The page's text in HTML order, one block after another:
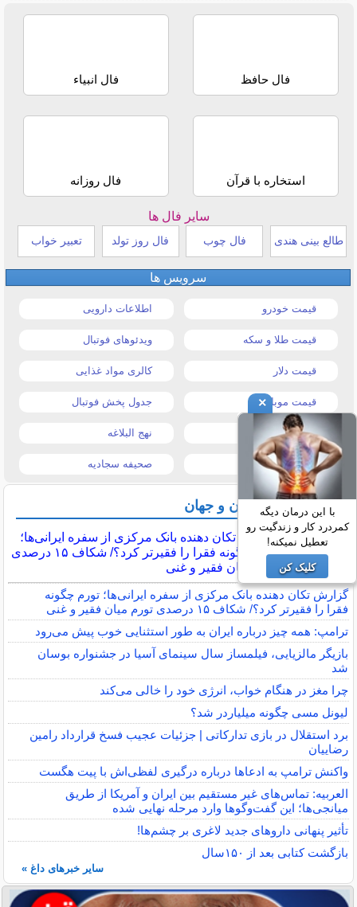
فال حافظ فال انبیاء
استخاره با قرآن فال روزانه
سایر فال ها
طالع بینی هندی فال چوب فال روز تولد تعبیر خواب
سرویس ها
قیمت خودرو اطلاعات دارویی
قیمت طلا و سکه ویدئوهای فوتبال
قیمت دلار کالری مواد غذایی
قیمت موبایل جدول پخش فوتبال
قیمت تبلت نهج البلاغه
تیتر روزنامه ها صحیفه سجادیه
آخرین اخبار ایران و جهان
گزارش تکان‌ دهنده بانک مرکزی از سفره ایرانی‌ها؛
تورم چگونه فقرا را فقیرتر کرد؟/ شکاف ۱۵ درصدی
تورم میان فقیر و غنی
گزارش تکان‌ دهنده بانک مرکزی از سفره ایرانی‌ها؛ تورم چگونه
فقرا را فقیرتر کرد؟/ شکاف ۱۵ درصدی تورم میان فقیر و غنی
ترامپ: همه چیز درباره ایران به طور استثنایی خوب پیش می‌رود
بازیگر مالزیایی، فیلمساز سال سینمای آسیا در جشنواره بوسان
شد
چرا مغز در هنگام خواب، انرژی خود را خالی می‌کند
لیونل مسی چگونه میلیاردر شد؟
برد استقلال در بازی تدارکاتی | جزئیات عجیب فسخ قرارداد رامین
رضاییان
واکنش ترامپ به ادعاها درباره درگیری لفظی‌اش با پیت هگست
العربیه: تماس‌های غیر مستقیم بین ایران و آمریکا از طریق
میانجی‌ها؛ این گفت‌و‌گو‌ها وارد مرحله نهایی شده
تأثیر پنهانی داروهای جدید لاغری بر چشم‌ها!
بازگشت کتابی بعد از ۱۵۰سال
سایر خبرهای داغ »
×
با این درمان دیگه
کمردرد کار و زندگیت رو
تعطیل نمیکنه!
کلیک کن